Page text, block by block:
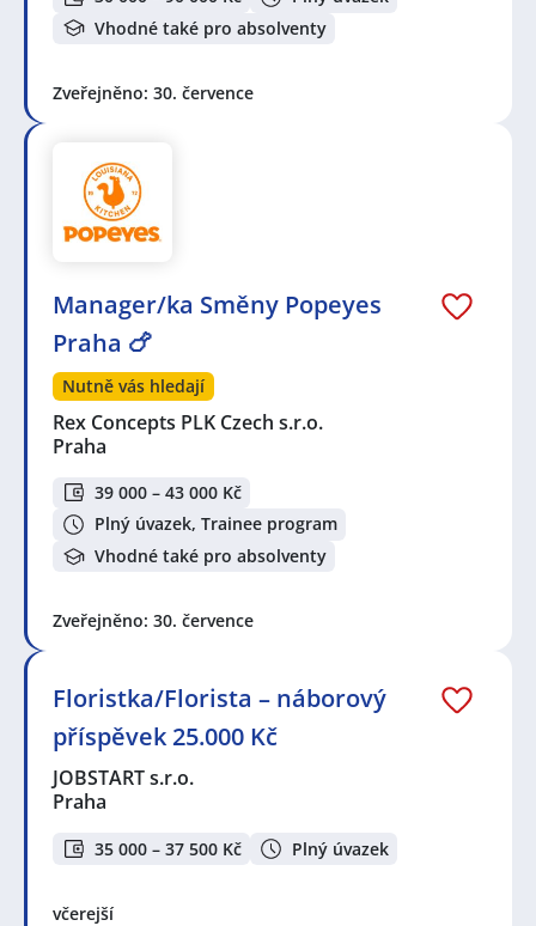
Vhodné také pro absolventy
Zveřejněno: 30. července
Manager/ka Směny Popeyes
Praha 🍗
Nutně vás hledají
Rex Concepts PLK Czech s.r.o.
Praha
39 000 – 43 000 Kč
Plný úvazek, Trainee program
Vhodné také pro absolventy
Zveřejněno: 30. července
Floristka/Florista – náborový
příspěvek 25.000 Kč
JOBSTART s.r.o.
Praha
35 000 – 37 500 Kč Plný úvazek
včerejší